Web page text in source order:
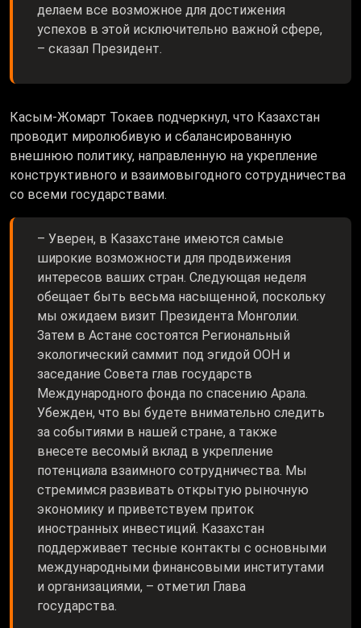
делаем все возможное для достижения
успехов в этой исключительно важной сфере,
– сказал Президент.
Касым-Жомарт Токаев подчеркнул, что Казахстан
проводит миролюбивую и сбалансированную
внешнюю политику, направленную на укрепление
конструктивного и взаимовыгодного сотрудничества
со всеми государствами.
– Уверен, в Казахстане имеются самые
широкие возможности для продвижения
интересов ваших стран. Следующая неделя
обещает быть весьма насыщенной, поскольку
мы ожидаем визит Президента Монголии.
Затем в Астане состоятся Региональный
экологический саммит под эгидой ООН и
заседание Совета глав государств
Международного фонда по спасению Арала.
Убежден, что вы будете внимательно следить
за событиями в нашей стране, а также
внесете весомый вклад в укрепление
потенциала взаимного сотрудничества. Мы
стремимся развивать открытую рыночную
экономику и приветствуем приток
иностранных инвестиций. Казахстан
поддерживает тесные контакты с основными
международными финансовыми институтами
и организациями, – отметил Глава
государства.